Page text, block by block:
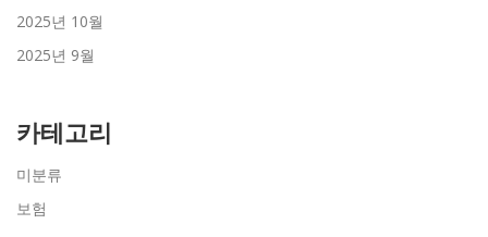
2025년 10월
2025년 9월
카테고리
미분류
보험